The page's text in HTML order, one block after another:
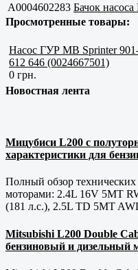
A0004602283 Бачок
Просмотренные товары:
Насос ГУР MB Sprinter
612 646 (0024667501)
0 грн.
Новостная лента
Мицубиси L200 с
характеристики для
Полный обзор
моторами: 2.4L 16V 5MT
(181 л.с.), 2.5L TD 5MT
Mitsubishi L200 Double
бензиновый и дизельный